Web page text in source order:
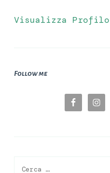
Visualizza Profilo
Follow me
Ricerca